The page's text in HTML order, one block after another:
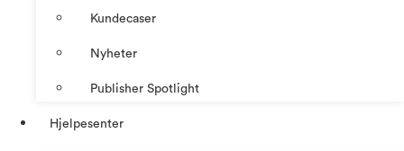
Kundecaser
Nyheter
Publisher Spotlight
Hjelpesenter